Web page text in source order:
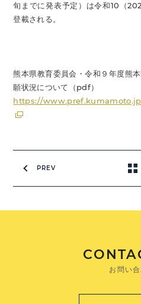
旬までに発表予定）は令和10（
登載される。
熊本県教育委員会・令和９年度熊
願状況について（pdf）
https://
PREV
お問い